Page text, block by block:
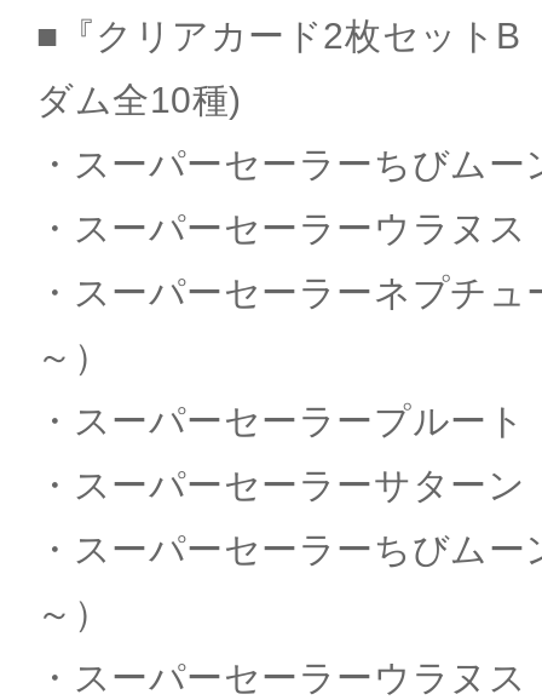
■『クリアカード2枚セットB
ダム全10種)
・スーパーセーラーちびム
・スーパーセーラーウラヌ
・スーパーセーラーネプチ
～）
・スーパーセーラープルート
・スーパーセーラーサターン
・スーパーセーラーちびムー
～）
・スーパーセーラーウラヌ